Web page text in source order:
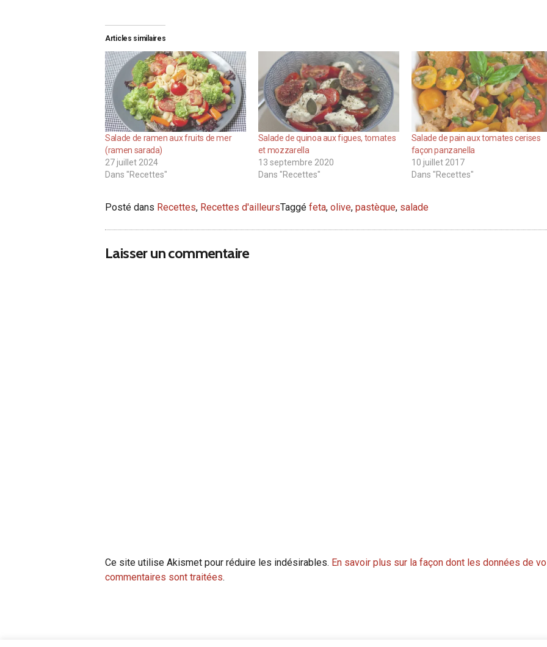
Articles similaires
Salade de ramen aux fruits de mer
(ramen sarada)
27 juillet 2024
Dans "Recettes"
Salade de quinoa aux figues, tomates
et mozzarella
13 septembre 2020
Dans "Recettes"
Salade de pain aux tomates cerises
façon panzanella
10 juillet 2017
Dans "Recettes"
Posté dans Recettes, Recettes d'ailleursTaggé feta, olive, pastèque, salade
Laisser un commentaire
Ce site utilise Akismet pour réduire les indésirables. En savoir plus sur la façon dont les données de
commentaires sont traitées.